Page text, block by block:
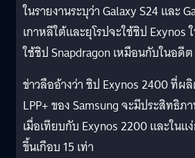
ในรายงานระบุว่า Galaxy S24 และ
เกาหลีใต้และยุโรปจะใช้ชิป Exynos
ใช้ชิป Snapdragon เหมือนกับในอดีต
ข่าวลืออ้างว่า ชิป Exynos 2400 ที่ผ
LPP+ ของ Samsung จะมีประสิทธิภ
เมื่อเทียบกับ Exynos 2200 และใน
ขึ้นเกือบ 15 เท่า